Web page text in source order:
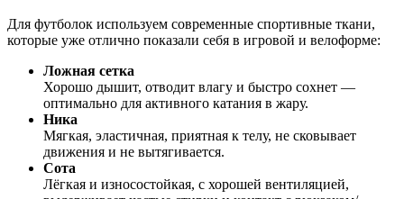
Для футболок используем современные спортивные ткани,
которые уже отлично показали себя в игровой и велоформе:
Ложная сетка
Хорошо дышит, отводит влагу и быстро сохнет —
оптимально для активного катания в жару.
Ника
Мягкая, эластичная, приятная к телу, не сковывает
движения и не вытягивается.
Сота
Лёгкая и износостойкая, с хорошей вентиляцией,